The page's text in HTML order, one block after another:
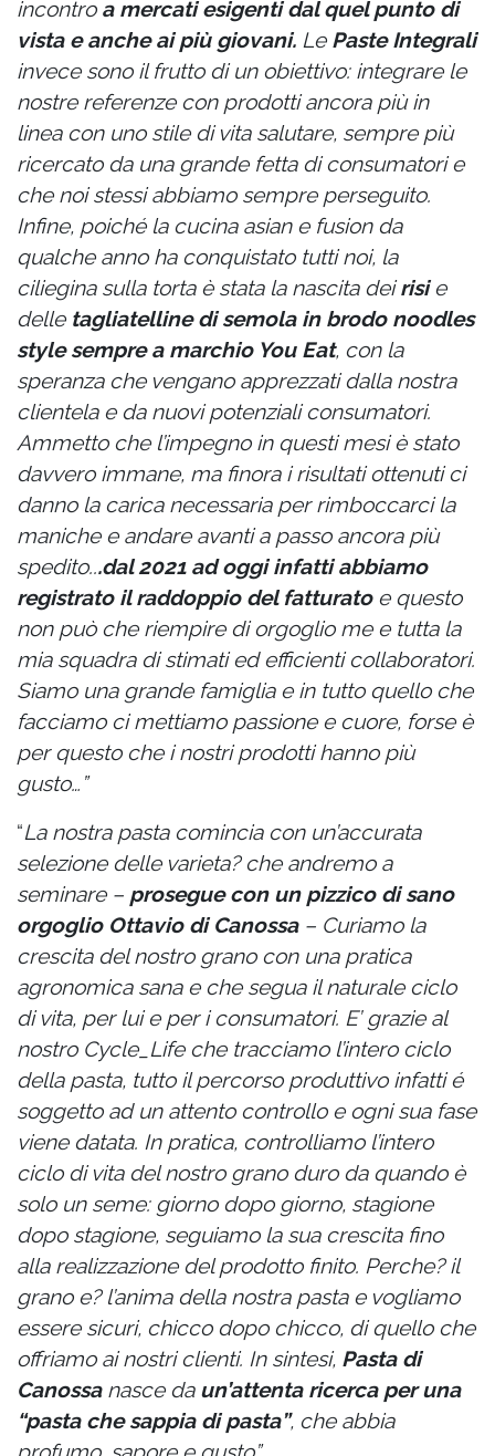
incontro a mercati esigenti dal quel punto di
vista e anche ai più giovani. Le Paste Integrali
invece sono il frutto di un obiettivo: integrare le
nostre referenze con prodotti ancora più in
linea con uno stile di vita salutare, sempre più
ricercato da una grande fetta di consumatori e
che noi stessi abbiamo sempre perseguito.
Infine, poiché la cucina asian e fusion da
qualche anno ha conquistato tutti noi, la
ciliegina sulla torta è stata la nascita deirisie
delle tagliatelline di semola in brodo noodles
style sempre a marchio You Eat, con la
speranza che vengano apprezzati dalla nostra
clientela e da nuovi potenziali consumatori.
Ammetto che l’impegno in questi mesi è stato
davvero immane, ma finora i risultati ottenuti ci
danno la carica necessaria per rimboccarci la
maniche e andare avanti a passo ancora più
spedito...dal 2021 ad oggi infatti abbiamo
registrato il raddoppio del fatturatoe questo
non può che riempire di orgoglio me e tutta la
mia squadra di stimati ed efficienti collaboratori.
Siamo una grande famiglia e in tutto quello che
facciamo ci mettiamo passione e cuore, forse è
per questo che i nostri prodotti hanno più
gusto…”
“La nostra pasta comincia con un’accurata
selezione delle varieta? che andremo a
seminare – prosegue con un pizzico di sano
orgoglio Ottavio di Canossa – Curiamo la
crescita del nostro grano con una pratica
agronomica sana e che segua il naturale ciclo
di vita, per lui e per i consumatori. E’ grazie al
nostro Cycle_Life che tracciamo l’intero ciclo
della pasta, tutto il percorso produttivo infatti é
soggetto ad un attento controllo e ogni sua fase
viene datata. In pratica, controlliamo l’intero
ciclo di vita del nostro grano duro da quando è
solo un seme: giorno dopo giorno, stagione
dopo stagione, seguiamo la sua crescita fino
alla realizzazione del prodotto finito. Perche? il
grano e? l’anima della nostra pasta e vogliamo
essere sicuri, chicco dopo chicco, di quello che
offriamo ai nostri clienti. In sintesi, Pasta di
Canossanasce da un’attenta ricerca per una
“pasta che sappia di pasta”, che abbia